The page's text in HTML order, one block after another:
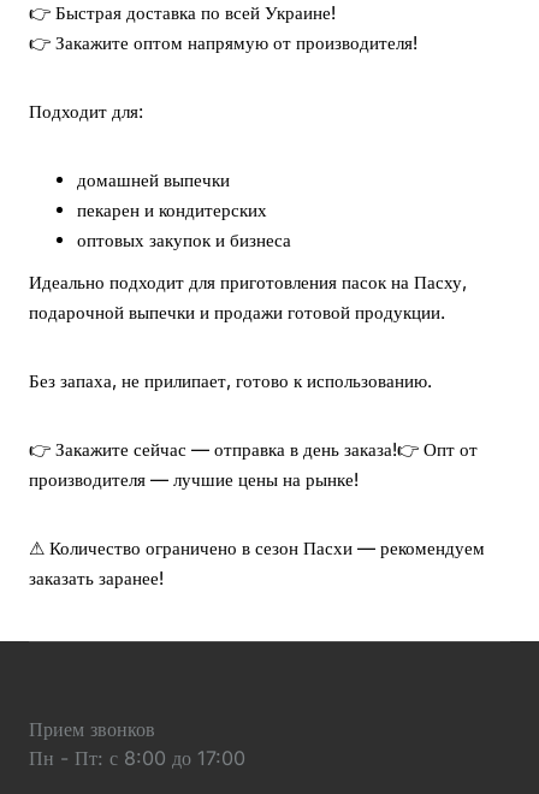
👉 Быстрая доставка по всей Украине!
👉 Закажите оптом напрямую от производителя!
Подходит для:
домашней выпечки
пекарен и кондитерских
оптовых закупок и бизнеса
Идеально подходит для приготовления пасок на Пасху,
подарочной выпечки и продажи готовой продукции.
Без запаха, не прилипает, готово к использованию.
👉 Закажите сейчас — отправка в день заказа!👉 Опт от
производителя — лучшие цены на рынке!
⚠ Количество ограничено в сезон Пасхи — рекомендуем
заказать заранее!
Прием звонков
Пн - Пт: с 8:00 до 17:00